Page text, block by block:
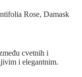
Rose, Damask
cvetnih i
i elegantnim.